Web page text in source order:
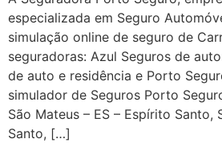
especializada em Seguro
simulação online de seguro de
seguradoras: Azul Seguros de
de auto e residência e Porto
simulador de Seguros Porto
São Mateus – ES – Espírito Santo,
Santo, […]